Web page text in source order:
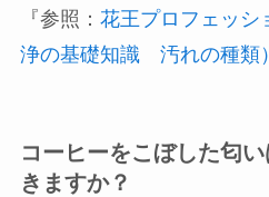
『参照： 花王プロフェッシ
浄の基礎知識 汚れの種類）
コーヒーをこぼした匂
きますか？